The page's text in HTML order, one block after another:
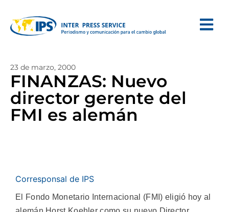
23 de marzo, 2000
FINANZAS: Nuevo
director gerente del
FMI es alemán
Corresponsal de IPS
El Fondo Monetario Internacional (FMI) eligió hoy al